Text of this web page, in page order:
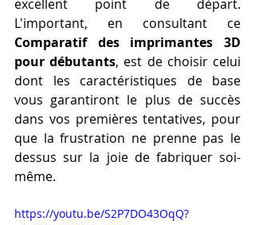
excellent point de départ.
Comparatif des imprimantes 3D
pour débutants, est de choisir celui
dont les caractéristiques de base
vous garantiront le plus de succès
dans vos premières tentatives, pour
que la frustration ne prenne pas le
dessus sur la joie de fabriquer soi-
même.
https://youtu.be/S2P7DO43OqQ?